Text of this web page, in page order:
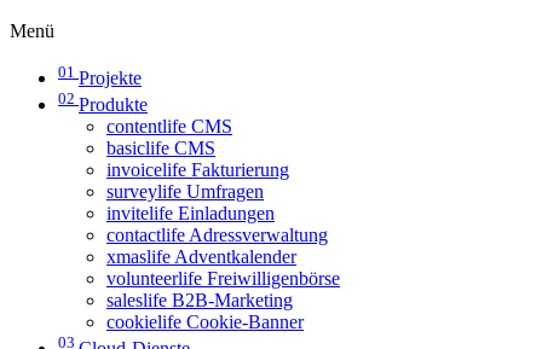
Menü
01 Projekte
02 Produkte
contentlife CMS
basiclife CMS
invoicelife Fakturierung
surveylife Umfragen
invitelife Einladungen
contactlife Adressverwaltung
xmaslife Adventkalender
volunteerlife Freiwilligenbörse
saleslife B2B-Marketing
cookielife Cookie-Banner
03